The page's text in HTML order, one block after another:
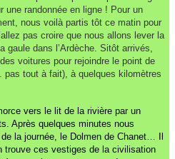
une randonnée en ligne ! Pour un
nous voilà partis tôt ce matin pour
pas croire que nous allons lever la
dans l’Ardèche. Sitôt arrivés,
voitures pour rejoindre le point de
pas tout à fait), à quelques kilomètres
vers le lit de la rivière par un
Après quelques minutes nous
la journée, le Dolmen de Chanet… Il
trouve ces vestiges de la civilisation